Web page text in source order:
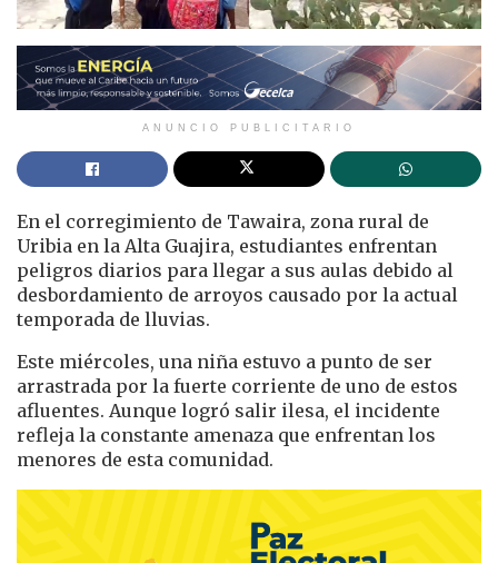
ANUNCIO PUBLICITARIO
En el corregimiento de Tawaira, zona rural de
Uribia en la Alta Guajira, estudiantes enfrentan
peligros diarios para llegar a sus aulas debido al
desbordamiento de arroyos causado por la actual
temporada de lluvias.
Este miércoles, una niña estuvo a punto de ser
arrastrada por la fuerte corriente de uno de estos
afluentes. Aunque logró salir ilesa, el incidente
refleja la constante amenaza que enfrentan los
menores de esta comunidad.